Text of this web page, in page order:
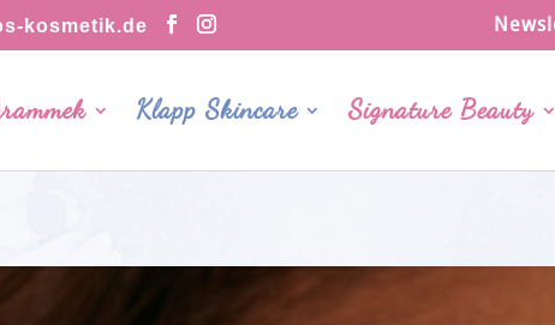
kosmetik.de
Klapp Skincare Signature Beauty